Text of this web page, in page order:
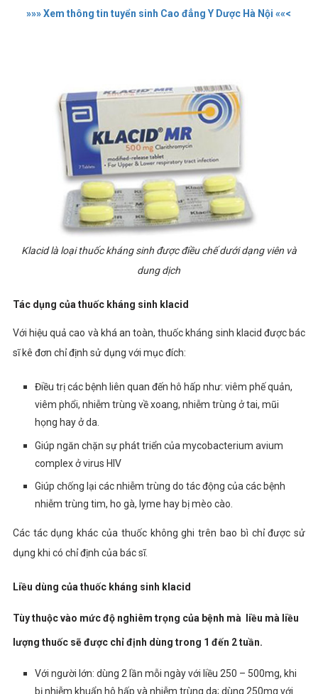
»»» Xem thông tin tuyển sinh Cao đẳng Y Dược Hà Nội ««<
Klacid là loại thuốc kháng sinh được điều chế dưới dạng viên và
dung dịch
Tác dụng của thuốc kháng sinh klacid
Với hiệu quả cao và khá an toàn,thuốc kháng sinh klacid được bác
sĩ kê đơn chỉ định sử dụng với mục đích:
Điều trị các bệnh liên quan đến hô hấp như: viêm phế quản,
viêm phổi, nhiễm trùng về xoang, nhiễm trùng ở tai, mũi
họng hay ở da.
Giúp ngăn chặn sự phát triển của mycobacterium avium
complex ở virus HIV
Giúp chống lại các nhiễm trùng do tác động của các bệnh
nhiễm trùng tim, ho gà, lyme hay bị mèo cào.
Các tác dụng khác của thuốc không ghi trên bao bì chỉ được sử
dụng khi có chỉ định của bác sĩ.
Liều dùng của thuốc kháng sinh klacid
Tùy thuộc vào mức độ nghiêm trọng của bệnh mà liều mà liều
lượng thuốc sẽ được chỉ định dùng trong 1 đến 2 tuần.
Với người lớn: dùng 2 lần mỗi ngày với liều 250 – 500mg, khi
bị nhiễm khuẩn hô hấp và nhiễm trùng da; dùng 250mg với